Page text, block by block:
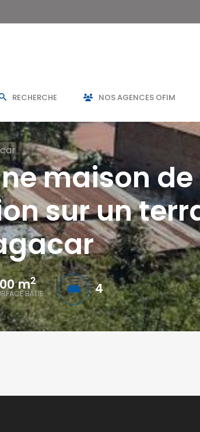
RECHERCHE NOS AGENCES OFIM
maison
sur un
m2
BÂTIE 4